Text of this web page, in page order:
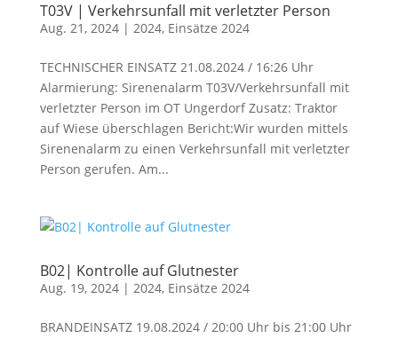
T03V | Verkehrsunfall mit verletzter Person
Aug. 21, 2024| 2024, Einsätze 2024
TECHNISCHER EINSATZ 21.08.2024 / 16:26 Uhr
Alarmierung: Sirenenalarm T03V/Verkehrsunfall mit
verletzter Person im OT Ungerdorf Zusatz: Traktor
auf Wiese überschlagen Bericht:Wir wurden mittels
Sirenenalarm zu einen Verkehrsunfall mit verletzter
Person gerufen. Am...
B02| Kontrolle auf Glutnester
Aug. 19, 2024| 2024, Einsätze 2024
BRANDEINSATZ 19.08.2024 / 20:00 Uhr bis 21:00 Uhr